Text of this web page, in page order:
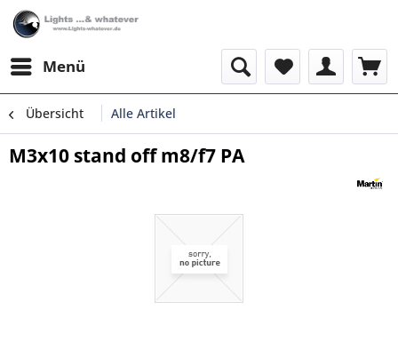
Menü
Übersicht Alle Artikel
M3x10 stand off m8/f7 PA